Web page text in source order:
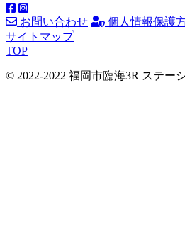
お問い合わせ 個人情報保護
サイトマップ
TOP
© 2022-2022 福岡市臨海3R ステー